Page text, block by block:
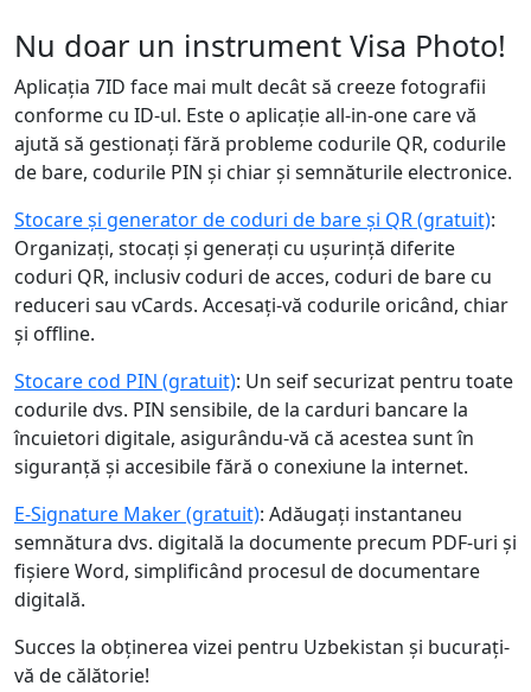
Nu doar un instrument Visa Photo!
Aplicația 7ID face mai mult decât să creeze fotografii
conforme cu ID-ul. Este o aplicație all-in-one care vă
ajută să gestionați fără probleme codurile QR, codurile
de bare, codurile PIN și chiar și semnăturile electronice.
Stocare și generator de coduri de bare și QR (gratuit):
Organizați, stocați și generați cu ușurință diferite
coduri QR, inclusiv coduri de acces, coduri de bare cu
reduceri sau vCards. Accesați-vă codurile oricând, chiar
și offline.
Stocare cod PIN (gratuit): Un seif securizat pentru toate
codurile dvs. PIN sensibile, de la carduri bancare la
încuietori digitale, asigurându-vă că acestea sunt în
siguranță și accesibile fără o conexiune la internet.
E-Signature Maker (gratuit): Adăugați instantaneu
semnătura dvs. digitală la documente precum PDF-uri și
fișiere Word, simplificând procesul de documentare
digitală.
Succes la obținerea vizei pentru Uzbekistan și bucurați-
vă de călătorie!